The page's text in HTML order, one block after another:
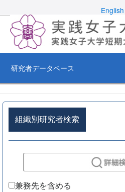
English
研究者データベース
組織別研究者検索
兼務先を含める